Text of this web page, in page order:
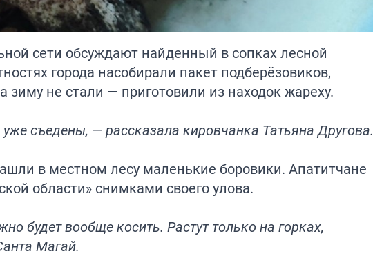
сети обсуждают найденный в сопках лесной
города насобирали пакет подберёзовиков,
зиму не стали — приготовили из находок жареху.
съедены, — рассказала кировчанка Татьяна Другова.
в местном лесу маленькие боровики. Апатитчане
области» снимками своего улова.
будет вообще косить. Растут только на горках,
Магай.